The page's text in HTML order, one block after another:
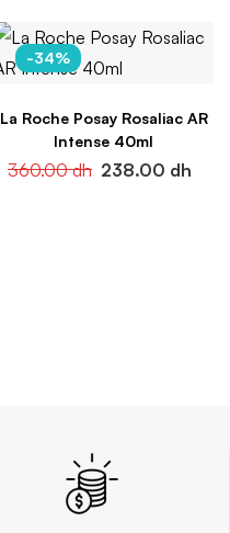
-34%
La Roche Posay Rosaliac AR
Intense 40ml
360.00dh 238.00 dh